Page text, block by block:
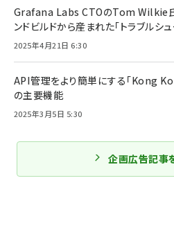
Grafana Labs CTOのTom Wilkie氏
ンドビルドから産まれた「トラブルシ
2025年4月21日 6:30
API管理をより簡単にする「Kong
の主要機能
2025年3月5日 5:30
企画広告記事